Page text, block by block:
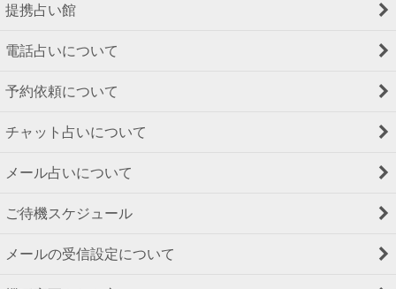
提携占い館
電話占いについて
予約依頼について
チャット占いについて
メール占いについて
ご待機スケジュール
メールの受信設定について